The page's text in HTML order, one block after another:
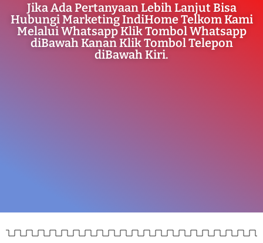
Jika Ada Pertanyaan Lebih Lanjut Bisa
Hubungi Marketing IndiHome Telkom Kami
Melalui Whatsapp Klik Tombol Whatsapp
diBawah Kanan Klik Tombol Telepon
diBawah Kiri.